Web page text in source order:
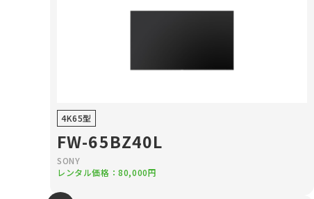
4K65型
FW-65BZ40L
SONY
レンタル価格：80,000円